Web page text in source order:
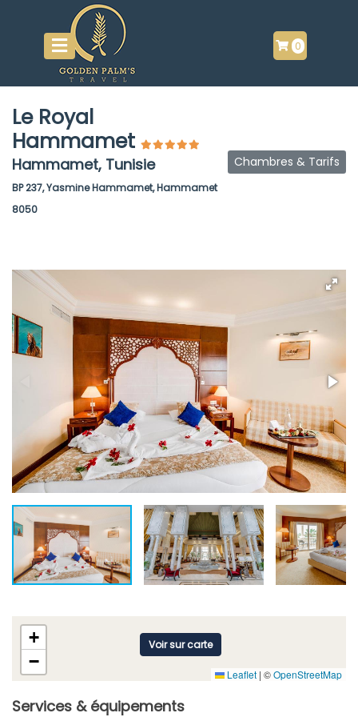
0
Le Royal
Hammamet
Hammamet, Tunisie
BP 237, Yasmine Hammamet, Hammamet
8050
Chambres & Tarifs
+
−
Leaflet | ©OpenStreetMap
Voir sur carte
Services & équipements